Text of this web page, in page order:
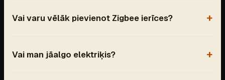
Vai varu vēlāk pievienot Zigbee ierīces?
Vai man jāalgo elektriķis?